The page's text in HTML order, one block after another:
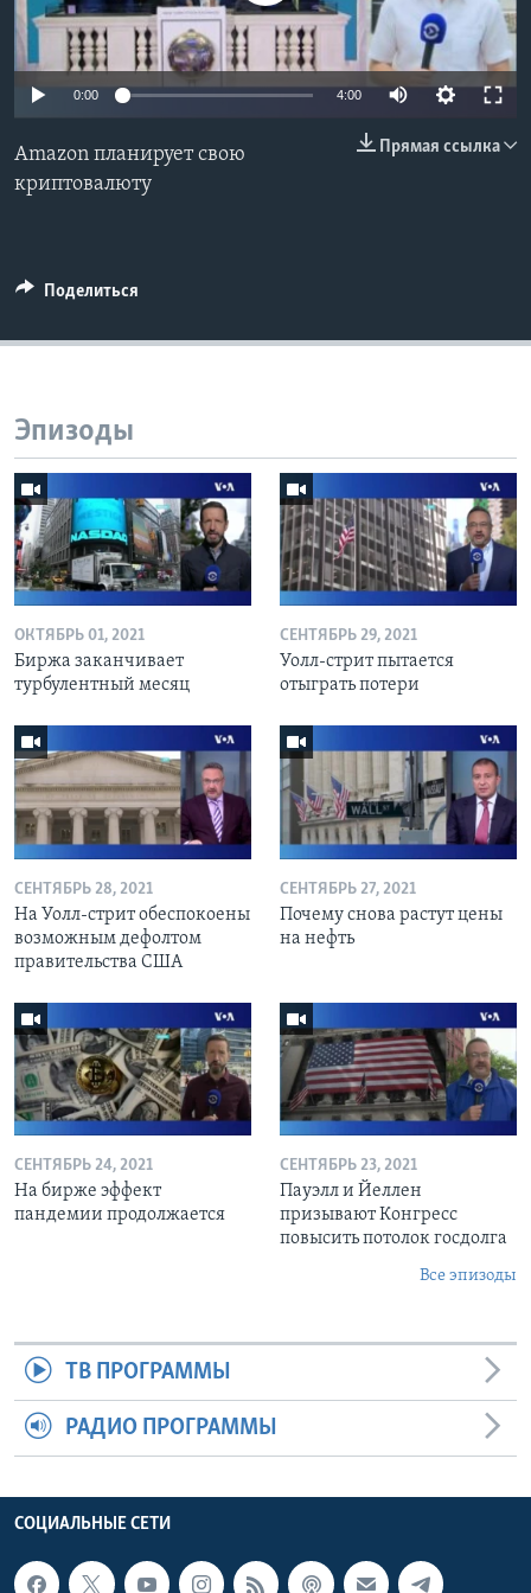
Learning English
СОЦИАЛЬНЫЕ СЕТИ
0:00 4:00
Прямая ссылка
Amazon планирует свою
криптовалюту
Поделиться
Эпизоды
ОКТЯБРЬ 01, 2021
Биржа заканчивает
турбулентный месяц
СЕНТЯБРЬ 29, 2021
Уолл-стрит пытается
отыграть потери
СЕНТЯБРЬ 28, 2021
На Уолл-стрит обеспокоены
возможным дефолтом
правительства США
СЕНТЯБРЬ 27, 2021
Почему снова растут цены
на нефть
СЕНТЯБРЬ 24, 2021
На бирже эффект
пандемии продолжается
СЕНТЯБРЬ 23, 2021
Пауэлл и Йеллен
призывают Конгресс
повысить потолок госдолга
Все эпизоды
ТВ ПРОГРАММЫ
РАДИО ПРОГРАММЫ
СОЦИАЛЬНЫЕ СЕТИ